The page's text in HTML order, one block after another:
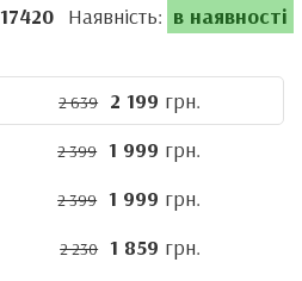
17420Наявність: в наявності
2 639 2 199 грн.
2 399 1 999 грн.
2 399 1 999 грн.
2 230 1 859 грн.